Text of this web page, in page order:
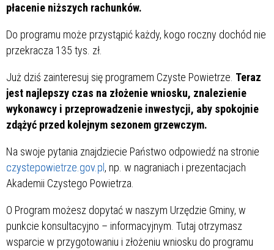
płacenie niższych rachunków.
Do programu może przystąpić każdy, kogo roczny dochód nie
przekracza 135 tys. zł.
Już dziś zainteresuj się programem Czyste Powietrze. Teraz
jest najlepszy czas na złożenie wniosku, znalezienie
wykonawcy i przeprowadzenie inwestycji, aby spokojnie
zdążyć przed kolejnym sezonem grzewczym.
Na swoje pytania znajdziecie Państwo odpowiedź na stronie
czystepowietrze.gov.pl, np. w nagraniach i prezentacjach
Akademii Czystego Powietrza.
O Program możesz dopytać w naszym Urzędzie Gminy, w
punkcie konsultacyjno – informacyjnym. Tutaj otrzymasz
wsparcie w przygotowaniu i złożeniu wniosku do programu